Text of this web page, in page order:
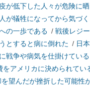
が低下した人々が危険に
が犠牲になってから気づ
の一歩である / 戦後レジ
とすると病に倒れた / 日
戦争や病気を仕掛けている
アメリカに決められてい
望んだが挫折した可能性